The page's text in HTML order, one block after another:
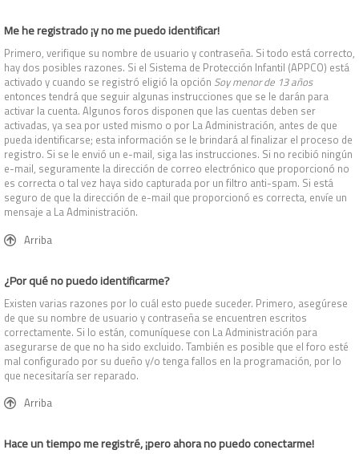
Me he registrado ¡y no me puedo identificar!
Primero, verifique su nombre de usuario y contraseña. Si todo está correcto,
hay dos posibles razones. Si el Sistema de Protección Infantil (APPCO) está
activado y cuando se registró eligió la opción Soy menor de 13 años
entonces tendrá que seguir algunas instrucciones que se le darán para
activar la cuenta. Algunos foros disponen que las cuentas deben ser
activadas, ya sea por usted mismo o por La Administración, antes de que
pueda identificarse; esta información se le brindará al finalizar el proceso de
registro. Si se le envió un e-mail, siga las instrucciones. Si no recibió ningún
e-mail, seguramente la dirección de correo electrónico que proporcionó no
es correcta o tal vez haya sido capturada por un filtro anti-spam. Si está
seguro de que la dirección de e-mail que proporcionó es correcta, envíe un
mensaje a La Administración.
Arriba
¿Por qué no puedo identificarme?
Existen varias razones por lo cuál esto puede suceder. Primero, asegúrese
de que su nombre de usuario y contraseña se encuentren escritos
correctamente. Si lo están, comuníquese con La Administración para
asegurarse de que no ha sido excluido. También es posible que el foro esté
mal configurado por su dueño y/o tenga fallos en la programación, por lo
que necesitaría ser reparado.
Arriba
Hace un tiempo me registré, ¡pero ahora no puedo conectarme!